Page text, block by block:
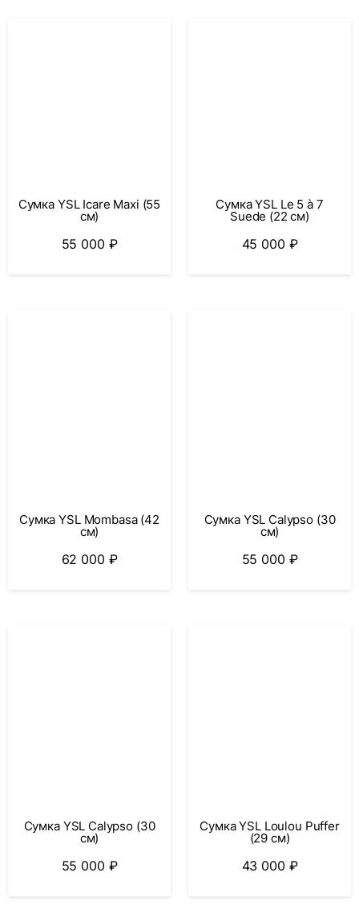
Сумка YSL Icare Maxi (55
см)
55 000 ₽
Сумка YSL Le 5 à 7
Suede (22 см)
45 000 ₽
Сумка YSL Mombasa (42
см)
62 000 ₽
Сумка YSL Calypso (30
см)
55 000 ₽
Сумка YSL Calypso (30
см)
55 000 ₽
Сумка YSL Loulou Puffer
(29 см)
43 000 ₽